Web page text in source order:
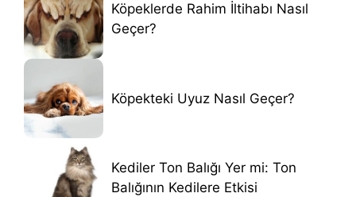
Köpeklerde Rahim İltihabı Nasıl
Geçer?
Köpekteki Uyuz Nasıl Geçer?
Kediler Ton Balığı Yer mi: Ton
Balığının Kedilere Etkisi